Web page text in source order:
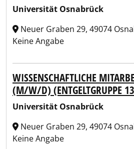
Universität Osnabrück
Neuer Graben 29, 49074
Keine Angabe
WISSENSCHAFTLICHE
(M/W/D) (ENTGELTGRUPPE
Universität Osnabrück
Neuer Graben 29, 49074
Keine Angabe